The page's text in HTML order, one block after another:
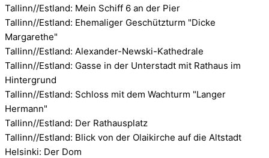
Tallinn//Estland: Mein Schiff 6 an der Pier
Tallinn//Estland: Ehemaliger Geschützturm "Dicke
Margarethe"
Tallinn//Estland: Alexander-Newski-Kathedrale
Tallinn//Estland: Gasse in der Unterstadt mit Rathaus im
Hintergrund
Tallinn//Estland: Schloss mit dem Wachturm "Langer
Hermann"
Tallinn//Estland: Der Rathausplatz
Tallinn//Estland: Blick von der Olaikirche auf die Altstadt
Helsinki: Der Dom